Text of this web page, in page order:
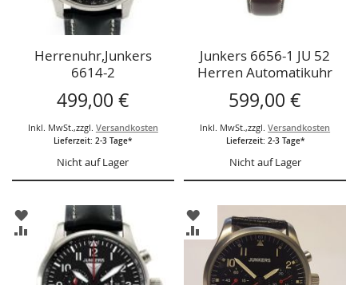
Herrenuhr,Junkers
6614-2
,Chrono,Uhrwerk Kal.
3133, Handaufzug, 23
Steine, Chronograph,
150 Jahre Hugo
Junkers,
499,00 €
Inkl. MwSt. ,zzgl. Versandkosten
Lieferzeit: 2-3 Tage*
Nicht auf Lager
Junkers 6656-1 JU 52
Herren Automatikuhr
599,00 €
Inkl. MwSt.,zzgl.Versandkosten
Lieferzeit: 2-3 Tage*
Nicht auf Lager
ZUR
WUNSCHLISTE
HINZUFÜGEN
ZUR
VERGLEICHSLISTE
HINZUFÜGEN
ZUR
WUNSCHLISTE
HINZUFÜGEN
ZUR
VERGLEICHSLISTE
HINZUFÜGEN